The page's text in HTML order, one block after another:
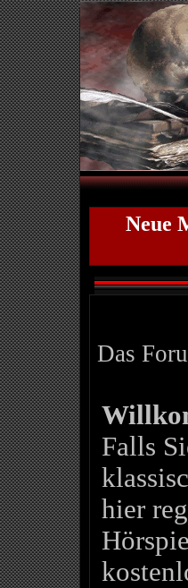
Neue
Das
Falls
hier